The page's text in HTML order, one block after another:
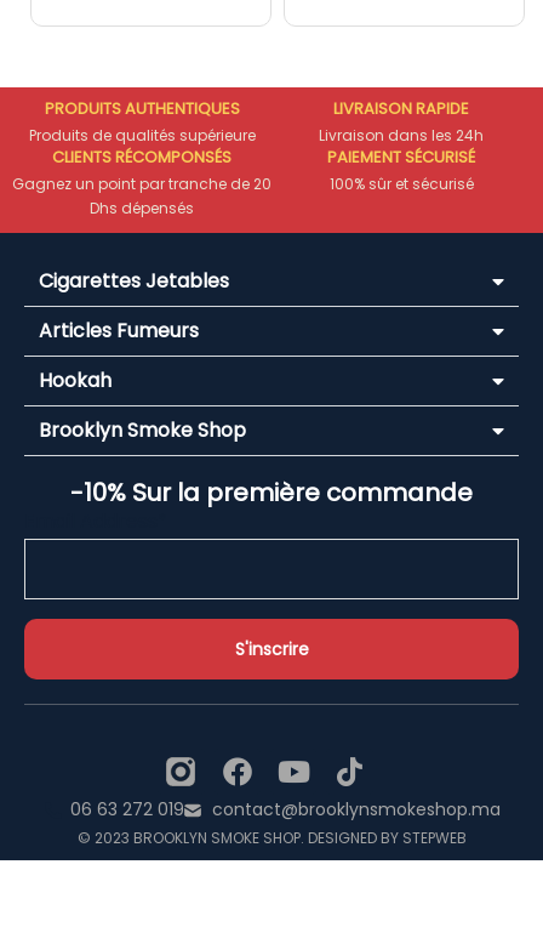
PRODUITS AUTHENTIQUES
Produits de qualités supérieure
LIVRAISON RAPIDE
Livraison dans les 24h
CLIENTS RÉCOMPONSÉS
Gagnez un point par tranche de 20
Dhs dépensés
PAIEMENT SÉCURISÉ
100% sûr et sécurisé
Cigarettes Jetables
Articles Fumeurs
Hookah
Brooklyn Smoke Shop
-10% Sur la première commande
© 2023 BROOKLYN SMOKE SHOP. DESIGNED BY STEPWEB
06 63 272 019 contact@brooklynsmokeshop.ma